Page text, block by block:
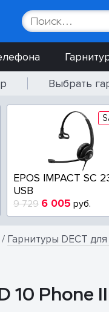
Выбрать
EPOS IMPACT SC
USB
9 729 6 005 руб.
/ Гарнитуры DECT
10 Phone II